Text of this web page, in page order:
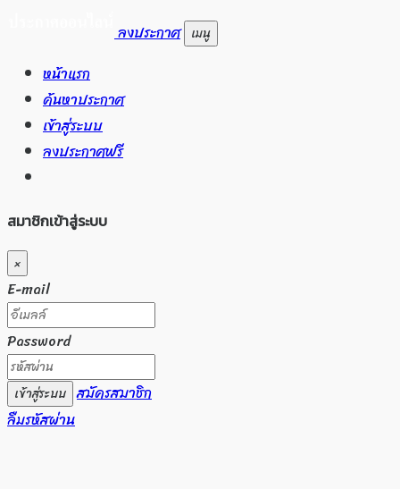
ลงประกาศ เมนู
หน้าแรก
ค้นหาประกาศ
เข้าสู่ระบบ
ลงประกาศฟรี
สมาชิกเข้าสู่ระบบ
×
E-mail
Password
เข้าสู่ระบบ สมัครสมาชิก
ลืมรหัสผ่าน